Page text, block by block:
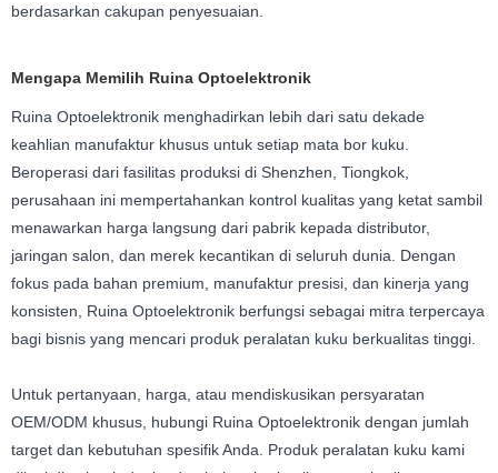
berdasarkan cakupan penyesuaian.
Mengapa Memilih Ruina Optoelektronik
Ruina Optoelektronik menghadirkan lebih dari satu dekade
keahlian manufaktur khusus untuk setiap mata bor kuku.
Beroperasi dari fasilitas produksi di Shenzhen, Tiongkok,
perusahaan ini mempertahankan kontrol kualitas yang ketat sambil
menawarkan harga langsung dari pabrik kepada distributor,
jaringan salon, dan merek kecantikan di seluruh dunia. Dengan
fokus pada bahan premium, manufaktur presisi, dan kinerja yang
konsisten, Ruina Optoelektronik berfungsi sebagai mitra terpercaya
bagi bisnis yang mencari produk peralatan kuku berkualitas tinggi.
Untuk pertanyaan, harga, atau mendiskusikan persyaratan
OEM/ODM khusus, hubungi Ruina Optoelektronik dengan jumlah
target dan kebutuhan spesifik Anda. Produk peralatan kuku kami